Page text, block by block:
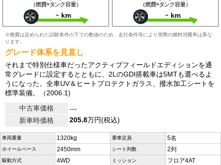
（燃費×タンク容量）
- km
（燃費×タンク容量）
- km
※燃費は定められた試験条件の下での数値のため、走行条件等により実際の燃料消費率は異な
ります。
グレード体系を見直し
それまで特別仕様車だったアクティブフィールドエディションを通
常グレードに設定するとともに、2LのGDI搭載車は5MTも選べるよ
うになった。全車UV＆ヒートプロテクトガラス、撥水加工シートを
標準装備。（2006.1)
中古車価格
---
新車時価格
205.8万円(税込)
車両重量 1320kg 乗車定員 5名
ホイールベース 2450mm シート列数 2列
駆動方式 4WD ミッション フロア4AT